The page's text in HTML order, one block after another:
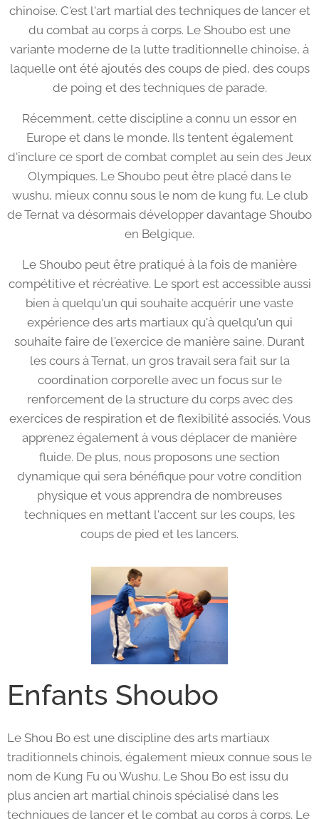
chinoise. C'est l'art martial des techniques de lancer et
du combat au corps à corps. Le Shoubo est une
variante moderne de la lutte traditionnelle chinoise, à
laquelle ont été ajoutés des coups de pied, des coups
de poing et des techniques de parade.
Récemment, cette discipline a connu un essor en
Europe et dans le monde. Ils tentent également
d'inclure ce sport de combat complet au sein des Jeux
Olympiques. Le Shoubo peut être placé dans le
wushu, mieux connu sous le nom de kung fu. Le club
de Ternat va désormais développer davantage Shoubo
en Belgique.
Le Shoubo peut être pratiqué à la fois de manière
compétitive et récréative. Le sport est accessible aussi
bien à quelqu'un qui souhaite acquérir une vaste
expérience des arts martiaux qu'à quelqu'un qui
souhaite faire de l'exercice de manière saine. Durant
les cours à Ternat, un gros travail sera fait sur la
coordination corporelle avec un focus sur le
renforcement de la structure du corps avec des
exercices de respiration et de flexibilité associés. Vous
apprenez également à vous déplacer de manière
fluide. De plus, nous proposons une section
dynamique qui sera bénéfique pour votre condition
physique et vous apprendra de nombreuses
techniques en mettant l'accent sur les coups, les
coups de pied et les lancers.
Enfants Shoubo
Le Shou Bo est une discipline des arts martiaux
traditionnels chinois, également mieux connue sous le
nom de Kung Fu ou Wushu. Le Shou Bo est issu du
plus ancien art martial chinois spécialisé dans les
techniques de lancer et le combat au corps à corps. Le